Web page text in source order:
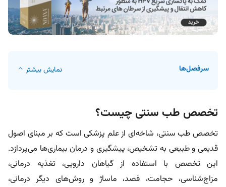
سرفصل‌ها نمایش بیشتر
تخصص طب سنتی چیست؟
تخصص طب سنتی، شاخه‌ای از علم پزشکی است که بر مبنای اصول
قدیمی و طبیعی به تشخیص، پیشگیری و درمان بیماری‌ها می‌پردازد.
این تخصص با استفاده از گیاهان دارویی، تغذیه‌ درمانی،
مزاج‌شناسی، حجامت، فصد، ماساژ و روش‌های دیگر درمانی،